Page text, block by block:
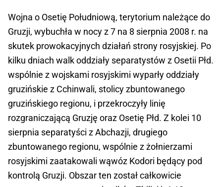
Wojna o Osetię Południową, terytorium należące do
Gruzji, wybuchła w nocy z 7 na 8 sierpnia 2008 r. na
skutek prowokacyjnych działań strony rosyjskiej. Po
kilku dniach walk oddziały separatystów z Osetii Płd.
wspólnie z wojskami rosyjskimi wyparły oddziały
gruzińskie z Cchinwali, stolicy zbuntowanego
gruzińskiego regionu, i przekroczyły linię
rozgraniczającą Gruzję oraz Osetię Płd. Z kolei 10
sierpnia separatyści z Abchazji, drugiego
zbuntowanego regionu, wspólnie z żołnierzami
rosyjskimi zaatakowali wąwóz Kodori będący pod
kontrolą Gruzji. Obszar ten został całkowicie